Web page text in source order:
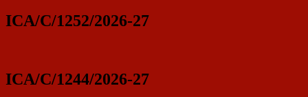
ICA/C/1252/2026-27
ICA/C/1244/2026-27